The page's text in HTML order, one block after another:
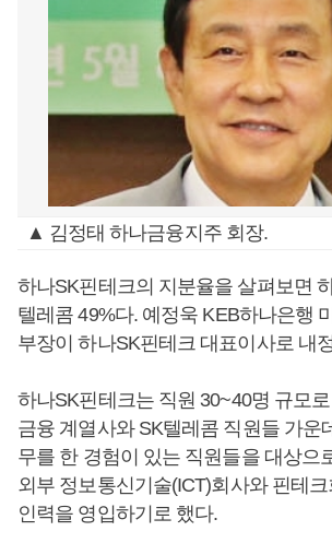
▲ 김정태 하나금융지주 회장.
하나SK핀테크의 지분율을 살펴보면
텔레콤 49%다. 예정욱 KEB하나은행
부장이 하나SK핀테크 대표이사로 내
하나SK핀테크는 직원 30~40명 규모
금융 계열사와 SK텔레콤 직원들 가운
무를 한 경험이 있는 직원들을 대상으
외부 정보통신기술(ICT)회사와 핀테
인력을 영입하기로 했다.